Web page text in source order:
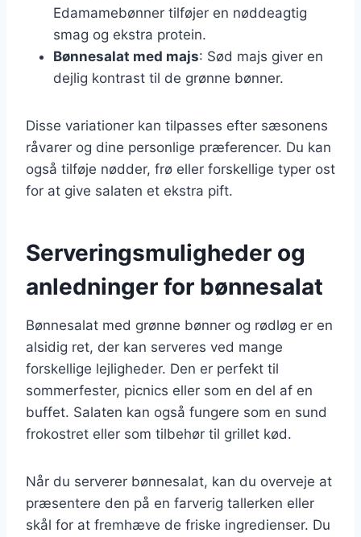
Edamamebønner tilføjer en nøddeagtig
smag og ekstra protein.
Bønnesalat med majs: Sød majs giver en
dejlig kontrast til de grønne bønner.
Disse variationer kan tilpasses efter sæsonens
råvarer og dine personlige præferencer. Du kan
også tilføje nødder, frø eller forskellige typer ost
for at give salaten et ekstra pift.
Serveringsmuligheder og
anledninger for bønnesalat
Bønnesalat med grønne bønner og rødløg er en
alsidig ret, der kan serveres ved mange
forskellige lejligheder. Den er perfekt til
sommerfester, picnics eller som en del af en
buffet. Salaten kan også fungere som en sund
frokostret eller som tilbehør til grillet kød.
Når du serverer bønnesalat, kan du overveje at
præsentere den på en farverig tallerken eller
skål for at fremhæve de friske ingredienser. Du